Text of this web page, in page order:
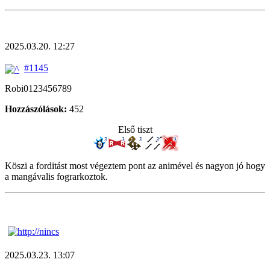
2025.03.20. 12:27
#1145
Robi0123456789
Hozzászólások: 452
Első tiszt
Köszi a forditást most végeztem pont az animével és nagyon jó hogy
a mangávalis fograrkoztok.
2025.03.23. 13:07